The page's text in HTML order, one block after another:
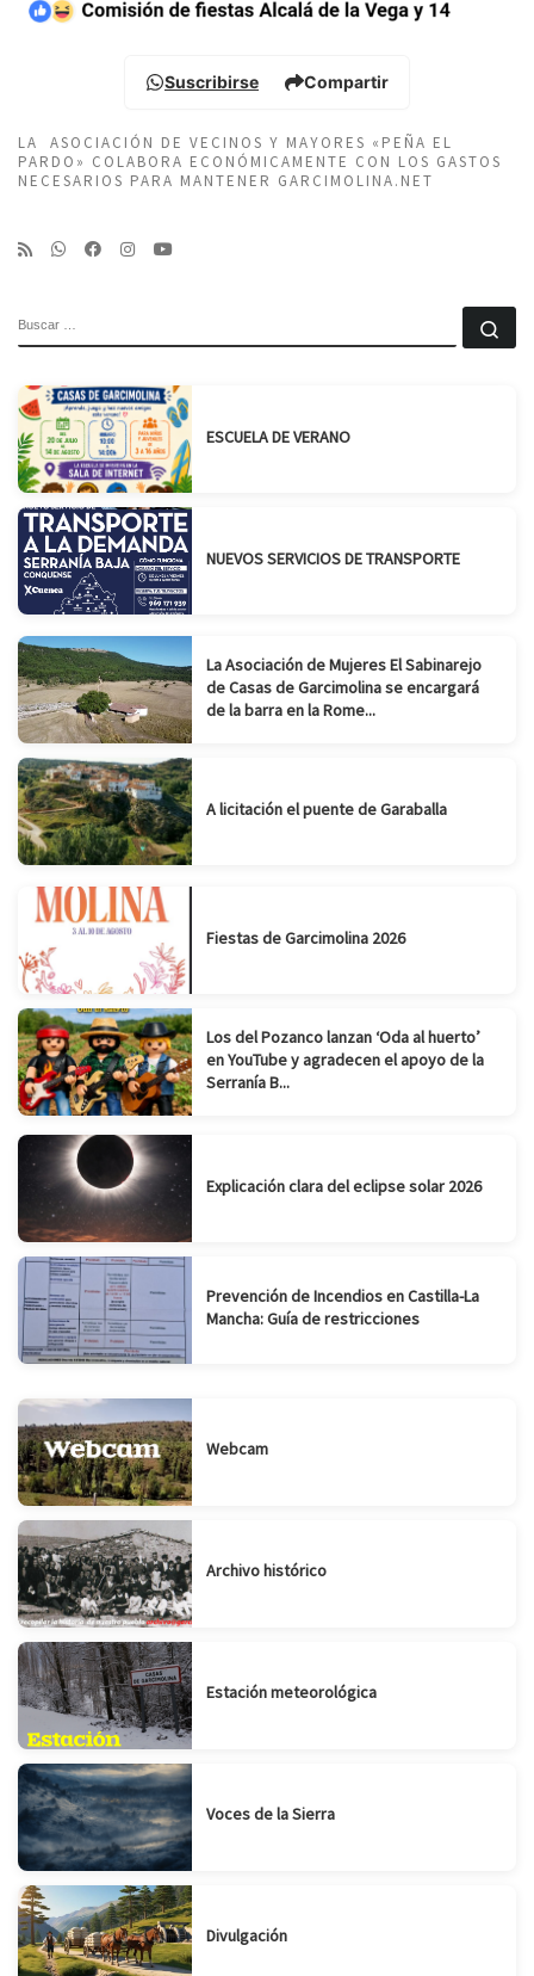
Suscribirse Compartir
LA ASOCIACIÓN DE VECINOS Y MAYORES «PEÑA EL
PARDO» COLABORA ECONÓMICAMENTE CON LOS GASTOS
NECESARIOS PARA MANTENER GARCIMOLINA.NET
BUSCAR
ESCUELA DE VERANO
NUEVOS SERVICIOS DE TRANSPORTE
La Asociación de Mujeres El Sabinarejo
de Casas de Garcimolina se encargará
de la barra en la Rome...
A licitación el puente de Garaballa
Fiestas de Garcimolina 2026
Los del Pozanco lanzan ‘Oda al huerto’
en YouTube y agradecen el apoyo de la
Serranía B...
Explicación clara del eclipse solar 2026
Prevención de Incendios en Castilla-La
Mancha: Guía de restricciones
Webcam
Archivo histórico
Estación meteorológica
Voces de la Sierra
Divulgación